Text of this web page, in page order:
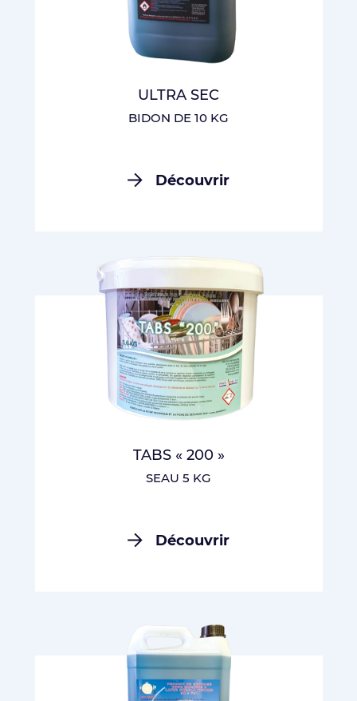
ULTRA SEC
BIDON DE 10 KG
Découvrir
TABS « 200 »
SEAU 5 KG
Découvrir